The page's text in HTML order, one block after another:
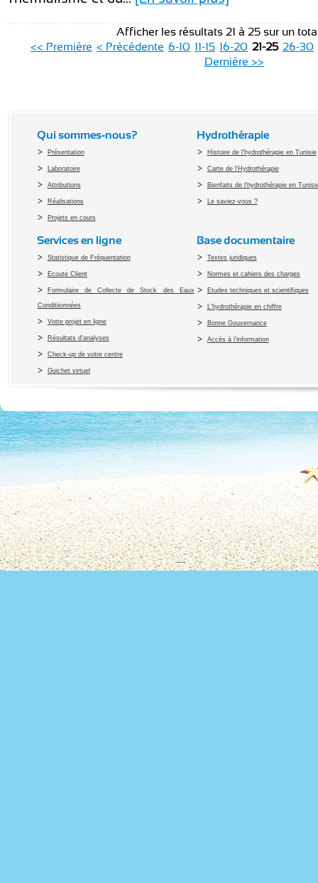
Afficher les résultats 21 à 25 sur un
<< Première < Précédente 6-10 11-15 16-20 21-25 26-30
Dernière >>
Qui sommes-nous?
Présentation
Laboratoire
Attributions
Réalisations
Projets en cours
Hydrothérapie
Histoire de l'hydrothérapie en Tunisie
Carte de l'Hydrothérapie
Bienfaits de l'hydrothérapie en
Le saviez-vous ?
Services en ligne
Statistique de Fréquentation
Ecoute Client
Formulaire de Collecte de Stock des Eaux
Conditiionnées
Votre projet en ligne
Résultats d'analyses
Check-up de votre centre
Guichet virtuel
Base documentaire
Textes juridiques
Normes et cahiers des charges
Etudes techniques et scientifiques
L'hydrothérapie en chiffre
Bonne Gouvernance
Accès à l’information